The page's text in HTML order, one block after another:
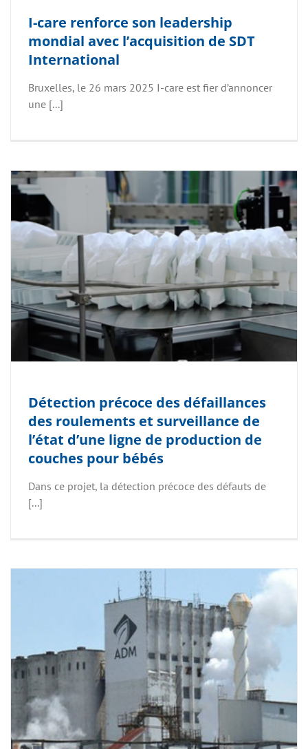
I-care renforce son leadership
mondial avec l’acquisition de SDT
International
Bruxelles, le 26 mars 2025 I-care est fier d’annoncer
une [...]
Détection précoce des défaillances
des roulements et surveillance de
l’état d’une ligne de production de
couches pour bébés
Dans ce projet, la détection précoce des défauts de
[...]